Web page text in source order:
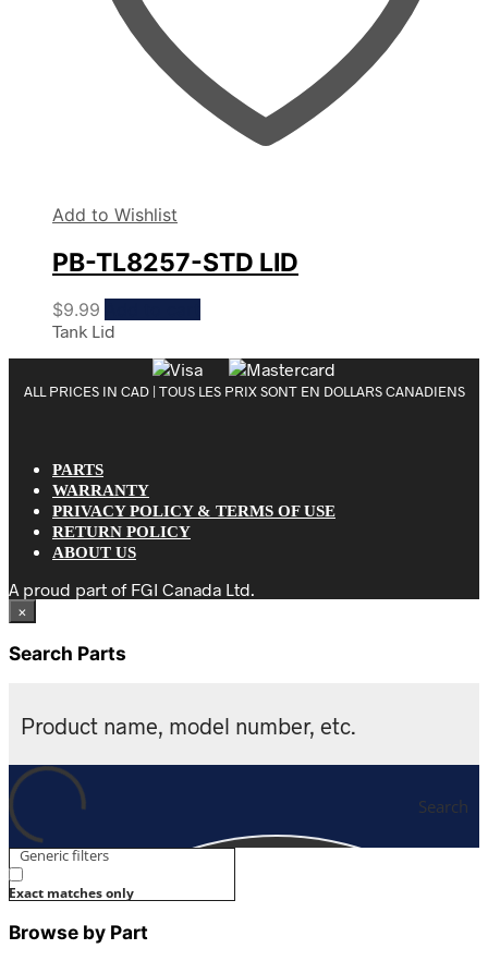
Add to Wishlist
PB-TL8257-STD LID
$9.99
Tank Lid
ALL PRICES IN CAD | TOUS LES PRIX SONT EN DOLLARS CANADIENS
PARTS
WARRANTY
PRIVACY POLICY & TERMS OF USE
RETURN POLICY
ABOUT US
A proud part of FGI Canada Ltd.
×
Search Parts
Search
Generic filters
Exact matches only
Browse by Part